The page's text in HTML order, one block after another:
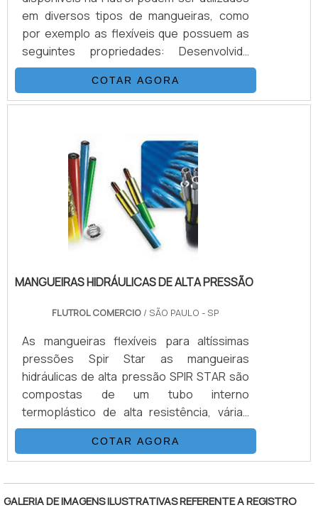
em diversos tipos de mangueiras, como
por exemplo as flexíveis que possuem as
seguintes propriedades: Desenvolvida
para alta e altíssimas pressões (3.200 Bar).
Excelentes características de vazão. Baixa
expansão volumétrica. Excepcional
flexibilidade. Resistência a pressões
externas.DETALHES PARA SER
DESTACADOS SOBRE O PRODUTOAs
conexões de mangueiras são
importantíssimas para conec.
COTAR AGORA
MANGUEIRAS HIDRÁULICAS DE ALTA PRESSÃO
FLUTROL COMERCIO / SÃO PAULO - SP
As mangueiras flexíveis para altíssimas
pressões Spir Star as mangueiras
hidráulicas de alta pressão SPIR STAR são
compostas de um tubo interno
termoplástico de alta resistência, várias
camadas de fio de aço trançados e/ou
espiralados e externamente revestidas
com uma capa de poliamida (nylon) ou
poliuretano.DETALHES QUE PRECISAM SER
DESTACADOSEsta combinação, adicionada
COTAR AGORA
GALERIA DE IMAGENS ILUSTRATIVAS REFERENTE A REGISTRO